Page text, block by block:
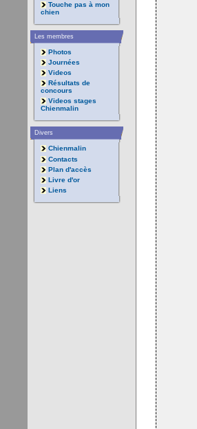
Touche pas à mon
chien
Les membres
Photos
Journées
Videos
Résultats de
concours
Videos stages
Chienmalin
Divers
Chienmalin
Contacts
Plan d'accès
Livre d'or
Liens